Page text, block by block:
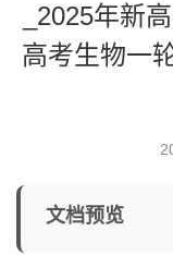
_2025年新
高考生物一
文档预览